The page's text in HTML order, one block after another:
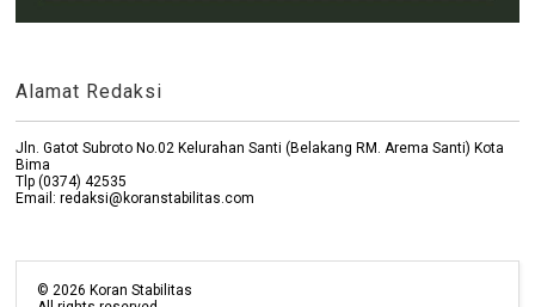
Alamat Redaksi
Jln. Gatot Subroto No.02 Kelurahan Santi (Belakang RM. Arema Santi) Kota
Bima
Tlp (0374) 42535
Email: redaksi@koranstabilitas.com
©2026 Koran Stabilitas